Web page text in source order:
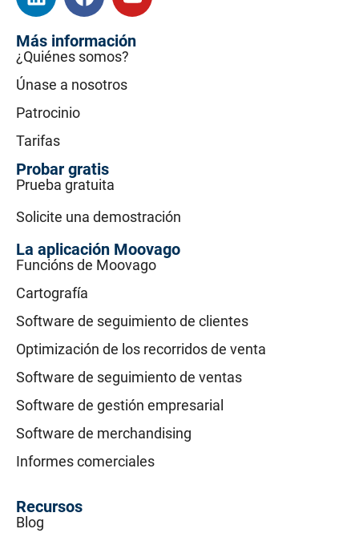
Más información
¿Quiénes somos?
Únase a nosotros
Patrocinio
Tarifas
Probar gratis
Prueba gratuita
Solicite una demostración
La aplicación Moovago
Funcións de Moovago
Cartografía
Software de seguimiento de clientes
Optimización de los recorridos de venta
Software de seguimiento de ventas
Software de gestión empresarial
Software de merchandising
Informes comerciales
Recursos
Blog